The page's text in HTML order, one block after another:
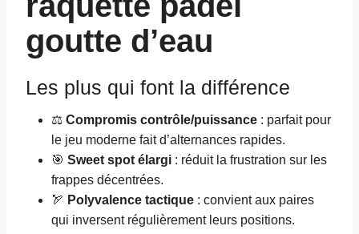
goutte d’eau
Les plus qui font la différence
⚖️ Compromis contrôle/puissance : parfait pour
le jeu moderne fait d’alternances rapides.
🎯 Sweet spot élargi : réduit la frustration sur les
frappes décentrées.
🏹 Polyvalence tactique : convient aux paires
qui inversent régulièrement leurs positions.